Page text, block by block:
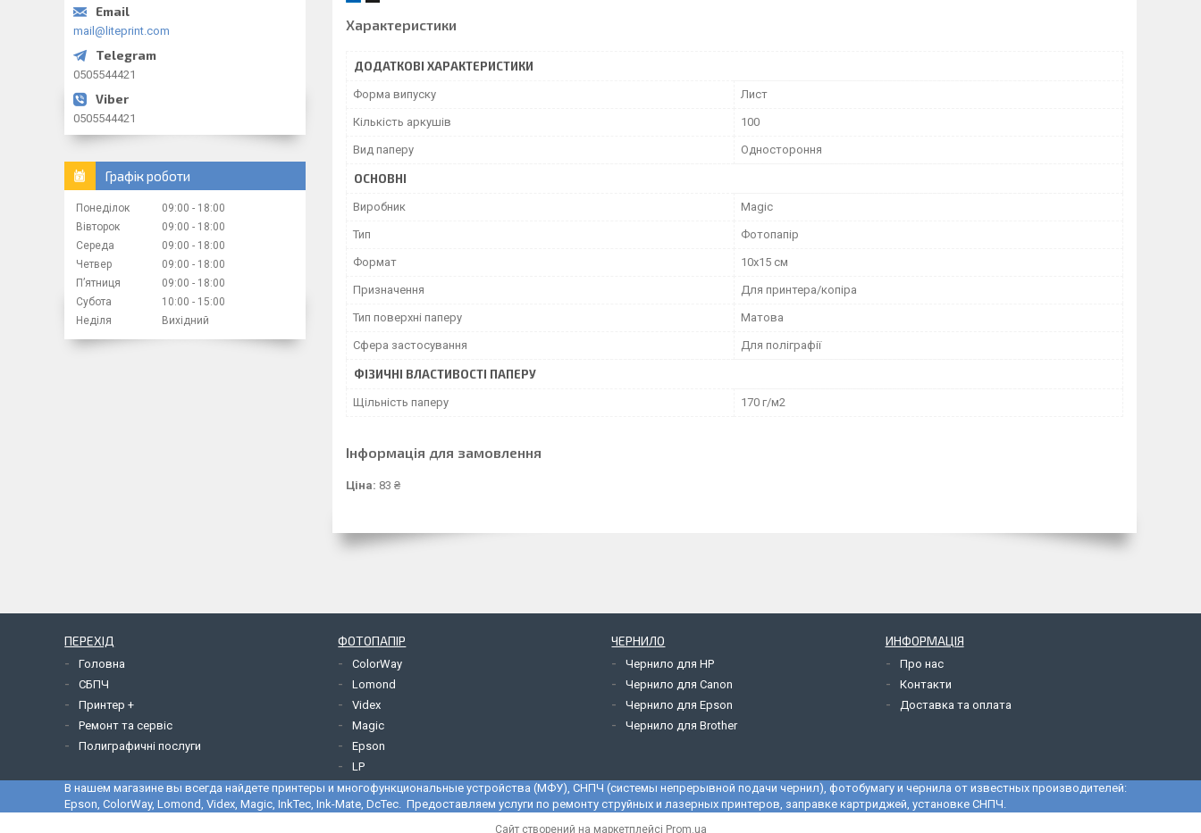
Характеристики
ДОДАТКОВІ ХАРАКТЕРИСТИКИ
Форма випуску Лист
Кількість аркушів 100
Вид паперу Одностороння
ОСНОВНІ
Виробник Magic
Тип Фотопапір
Формат 10x15 см
Призначення Для принтера/копіра
Тип поверхні паперу Матова
Сфера застосування Для поліграфії
ФІЗИЧНІ ВЛАСТИВОСТІ ПАПЕРУ
Щільність паперу 170 г/м2
Інформація для замовлення
Ціна: 83 ₴
mail@liteprint.com
0505544421
0505544421
Графік роботи
Понеділок 09:00
18:00
Вівторок
09:00
18:00
Середа
09:00
18:00
Четвер
09:00
18:00
Пʼятниця
09:00
18:00
Субота
10:00
15:00
Неділя
Вихідний
ПЕРЕХІД
Головна
СБПЧ
Принтер +
Ремонт та сервіс
Полиграфичні послуги
ФОТОПАПІР
ColorWay
Lomond
Videx
Magic
Epson
LP
ЧЕРНИЛО
Чернило для HP
Чернило для Canon
Чернило для Epson
Чернило для Brother
ИНФОРМАЦІЯ
Про нас
Контакти
Доставка та оплата
В нашем магазине вы всегда найдете принтеры и многофункциональные устройства (МФУ), СНПЧ (системы непрерывной подачи чернил), фотобумагу и чернила от известных производителей:
Epson, ColorWay, Lomond, Videx, Magic, InkTec, Ink-Mate, DcTec. Предоставляем услуги по ремонту струйных и лазерных принтеров, заправке картриджей, установке СНПЧ.
Сайт створений на маркетплейсі Prom.ua